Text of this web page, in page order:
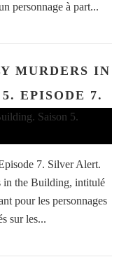
personnage à part...
MURDERS IN
EPISODE 7.
7. Silver Alert.
in the Building, intitulé
pour les personnages
sur les...